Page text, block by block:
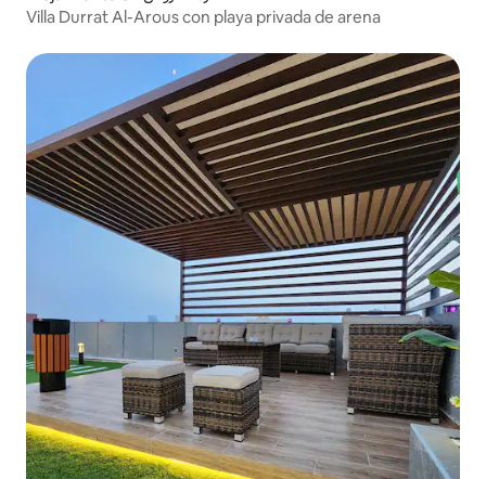
Villa Durrat Al-Arous con playa privada de arena